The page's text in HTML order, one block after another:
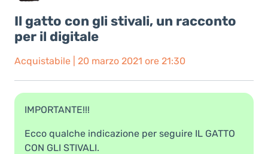
Il gatto con gli stivali, un racconto
per il digitale
Acquistabile | 20 marzo 2021 ore 21:30
IMPORTANTE!!!
Ecco qualche indicazione per seguire IL GATTO
CON GLI STIVALI.